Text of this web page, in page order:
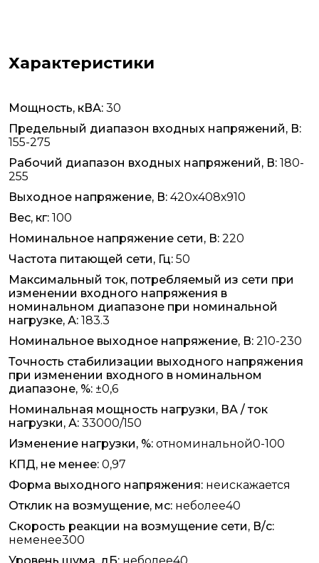
Характеристики
Мощность, кВА: 30
Предельный диапазон входных напряжений, В:
155-275
Рабочий диапазон входных напряжений, В: 180-
255
Выходное напряжение, В: 420х408х910
Вес, кг: 100
Номинальное напряжение сети, В: 220
Частота питающей сети, Гц: 50
Максимальный ток, потребляемый из сети при
изменении входного напряжения в
номинальном диапазоне при номинальной
нагрузке, А: 183.3
Номинальное выходное напряжение, В: 210-230
Точность стабилизации выходного напряжения
при изменении входного в номинальном
диапазоне, %: ±0,6
Номинальная мощность нагрузки, ВА / ток
нагрузки, А: 33000/150
Изменение нагрузки, %: отноминальной0-100
КПД, не менее: 0,97
Форма выходного напряжения: неискажается
Отклик на возмущение, мс: неболее40
Скорость реакции на возмущение сети, В/с:
неменее300